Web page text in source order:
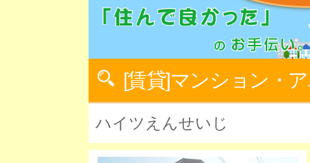
[賃貸]マンション・
ハイツえんせいじ